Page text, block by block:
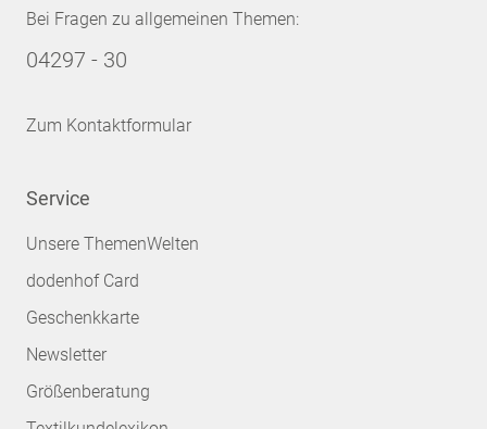
Bei Fragen zu allgemeinen Themen:
04297 - 30
Zum Kontaktformular
Service
Unsere ThemenWelten
dodenhof Card
Geschenkkarte
Newsletter
Größenberatung